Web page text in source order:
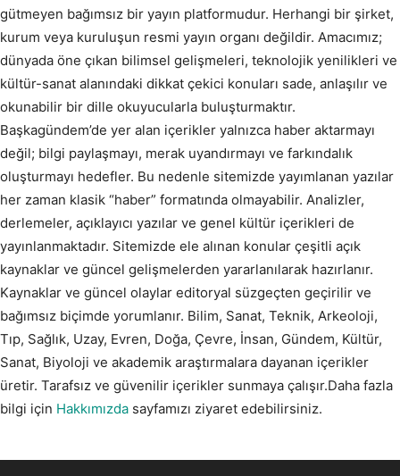
gütmeyen bağımsız bir yayın platformudur. Herhangi bir şirket,
kurum veya kuruluşun resmi yayın organı değildir. Amacımız;
dünyada öne çıkan bilimsel gelişmeleri, teknolojik yenilikleri ve
kültür-sanat alanındaki dikkat çekici konuları sade, anlaşılır ve
okunabilir bir dille okuyucularla buluşturmaktır.
Başkagündem’de yer alan içerikler yalnızca haber aktarmayı
değil; bilgi paylaşmayı, merak uyandırmayı ve farkındalık
oluşturmayı hedefler. Bu nedenle sitemizde yayımlanan yazılar
her zaman klasik “haber” formatında olmayabilir. Analizler,
derlemeler, açıklayıcı yazılar ve genel kültür içerikleri de
yayınlanmaktadır. Sitemizde ele alınan konular çeşitli açık
kaynaklar ve güncel gelişmelerden yararlanılarak hazırlanır.
Kaynaklar ve güncel olaylar editoryal süzgeçten geçirilir ve
bağımsız biçimde yorumlanır. Bilim, Sanat, Teknik, Arkeoloji,
Tıp, Sağlık, Uzay, Evren, Doğa, Çevre, İnsan, Gündem, Kültür,
Sanat, Biyoloji ve akademik araştırmalara dayanan içerikler
üretir. Tarafsız ve güvenilir içerikler sunmaya çalışır.Daha fazla
bilgi için Hakkımızda sayfamızı ziyaret edebilirsiniz.